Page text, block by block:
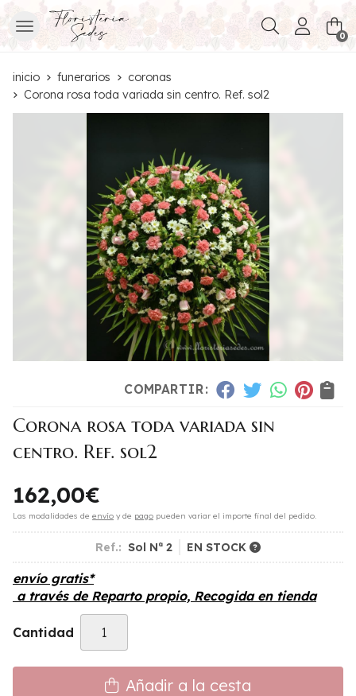
Buscar 0
inicio funerarios
coronas
Corona rosa toda variada sin centro. Ref. sol2
COMPARTIR:
Corona rosa toda variada sin
centro. Ref. sol2
162,00€
Las modalidades de envío y de pago pueden variar el importe final del pedido.
Ref.: Sol Nª 2 EN STOCK
envío gratis*
a través de Reparto propio, Recogida en tienda
Cantidad
Añadir a la cesta